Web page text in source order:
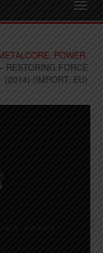
POWER,
RESTORING FORCE
(2014) (IMPORT, EU)